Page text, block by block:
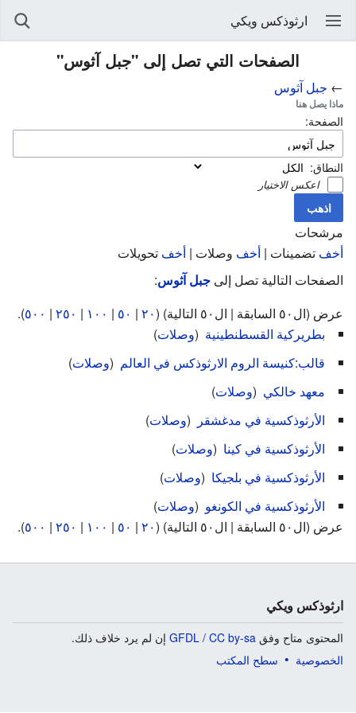
ارثوذكس ويكي
الصفحات التي تصل إلى "جبل آثوس"
← جبل آثوس
ماذا يصل هنا
الصفحة:
النطاق:
اعكس الاختيار
مرشحات
أخف تضمينات | أخف وصلات | أخف تحويلات
الصفحات التالية تصل إلى جبل آثوس:
عرض (ال٥٠ السابقة | ال٥٠ التالية) (
٢٠ | ٥٠ | ١٠٠ | ٢٥٠ | ٥٠٠).
بطريركية القسطنطينية (وصلات)
قالب:كنيسة الروم الارثوذكس في العالم (وصلات)
معهد خالكي (وصلات)
الأرثوذكسية في مدغشقر
(وصلات)
الأرثوذكسية في كينا (وصلات)
الأرثوذكسية في بلجيكا (وصلات)
الأرثوذكسية في الكونغو (وصلات)
عرض (ال٥٠ السابقة | ال٥٠ التالية) (
٢٠ | ٥٠ | ١٠٠ | ٢٥٠ | ٥٠٠).
ارثوذكس ويكي
المحتوى متاح وفق GFDL / CC by-sa إن لم يرد خلاف ذلك.
الخصوصية
سطح المكتب